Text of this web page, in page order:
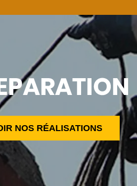
NOS RÉALISATIONS